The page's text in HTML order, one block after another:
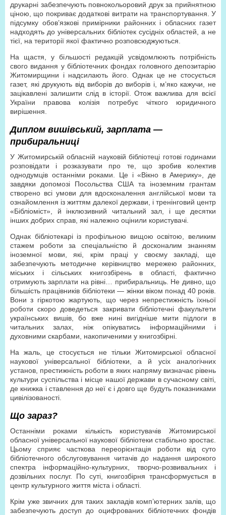
друкарні забезпечують повнокольоровий друк за прийнятною
ціною, що покриває додаткові витрати на транспортування. У
підсумку обов’язкові примірники районних і обласних газет
надходять до універсальних бібліотек сусідніх областей, а не
тієї, на території якої фактично розповсюджуються.
На щастя, у більшості редакцій усвідомлюють потрібність
свого видання у бібліотечних фондах головного депозитарію
Житомирщини і надсилають його. Однак це не стосується
газет, які друкують від виборів до виборів і, м’яко кажучи, не
зацікавлені залишити слід в історії. Отож важлива для всієї
України правова колізія потребує чіткого юридичного
вирішення.
Диплом вишівський, зарплата —
прибиральниці
У Житомирській обласній науковій бібліотеці готові годинами
розповідати і розказувати про те, що зробив колектив
однодумців останніми роками. Це і «Вікно в Америку», де
завдяки допомозі Посольства США та іноземним грантам
створено всі умови для вдосконалення англійської мови та
ознайомлення із життям далекої держави, і тренінговий центр
«Бібліоміст», й інклюзивний читальний зал, і ще десятки
інших добрих справ, які належно оцінили користувачі.
Однак бібліотекарі із профільною вищою освітою, великим
стажем роботи за спеціальністю й досконалим знанням
іноземної мови, які, крім праці у своєму закладі, ще
забезпечують методичне керівництво мережею районних,
міських і сільських книгозбірень в області, фактично
отримують зарплати на рівні… прибиральниць. Не дивно, що
більшість працівників бібліотеки — жінки віком понад 40 років.
Вони з гіркотою жартують, що через непрестижність їхньої
роботи скоро доведеться закривати бібліотечні факультети
українських вишів, бо вже нині вигідніше мити підлоги в
читальних залах, ніж опікуватись інформаційними і
духовними скарбами, накопиченими у книгозбірні.
На жаль, це стосується не тільки Житомирської обласної
наукової універсальної бібліотеки, а й усіх аналогічних
установ, престижність роботи в яких напряму визначає рівень
культури суспільства і місце нашої держави в сучасному світі,
де книжка і ставлення до неї є і довго ще будуть показниками
цивілізованості.
Що зараз?
Останніми роками кількість користувачів Житомирської
обласної універсальної наукової бібліотеки стабільно зростає.
Цьому сприяє часткова переорієнтація роботи від суто
бібліотечного обслуговування читачів до надання широкого
спектра інформаційно-культурних, творчо-розвивальних і
дозвільних послуг. По суті, книгозбірня трансформується в
центр культурного життя міста і області.
Крім уже звичних для таких закладів комп’ютерних залів, що
забезпечують доступ до оцифрованих бібліотечних фондів